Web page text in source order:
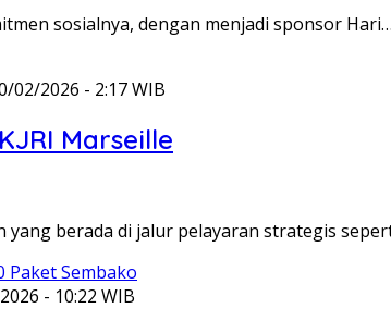
sosialnya, dengan menjadi sponsor Hari…
02/2026 - 2:17 WIB
Marseille
yang berada di jalur pelayaran strategis
- 10:22 WIB